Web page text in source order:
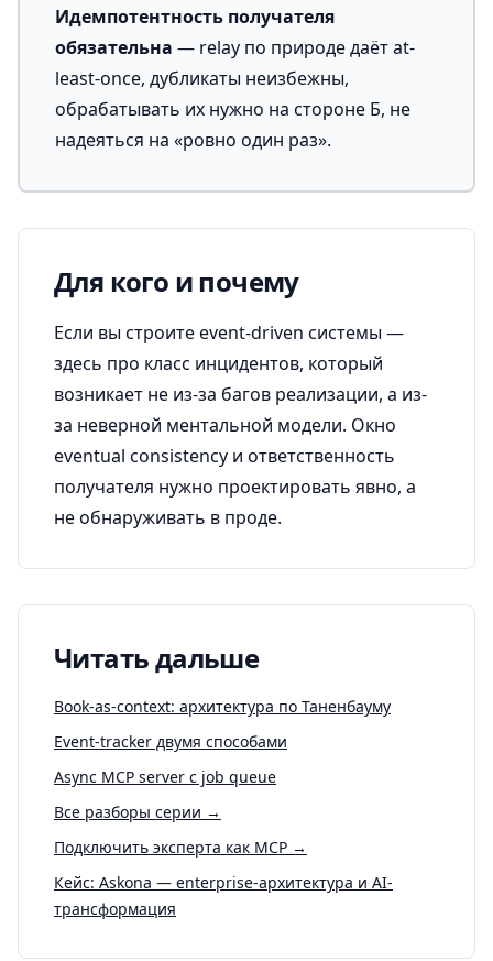
Идемпотентность получателя
обязательна — relay по природе даёт at-
least-once, дубликаты неизбежны,
обрабатывать их нужно на стороне Б, не
надеяться на «ровно один раз».
Для кого и почему
Если вы строите event-driven системы —
здесь про класс инцидентов, который
возникает не из-за багов реализации, а из-
за неверной ментальной модели. Окно
eventual consistency и ответственность
получателя нужно проектировать явно, а
не обнаруживать в проде.
Читать дальше
Book-as-context: архитектура по Таненбауму
Event-tracker двумя способами
Async MCP server с job queue
Все разборы серии →
Подключить эксперта как MCP →
Кейс: Askona — enterprise-архитектура и AI-
трансформация